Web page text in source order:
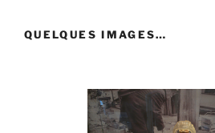
QUELQUES IMAGES…